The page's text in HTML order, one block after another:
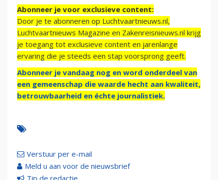
Abonneer je voor exclusieve content:
Door je te abonneren op Luchtvaartnieuws.nl,
Luchtvaartnieuws Magazine en Zakenreisnieuws.nl krijg
je toegang tot exclusieve content en jarenlange
ervaring die je steeds een stap voorsprong geeft.
Abonneer je vandaag nog en word onderdeel van
een gemeenschap die waarde hecht aan kwaliteit,
betrouwbaarheid en échte journalistiek.
Verstuur per e-mail
Meld u aan voor de nieuwsbrief